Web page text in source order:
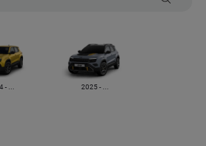
- ... 2025 - ...